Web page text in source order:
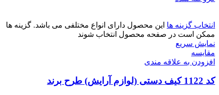
انتخاب گزینه ها این محصول دارای انواع مختلفی می باشد. گزینه ها
ممکن است در صفحه محصول انتخاب شوند
نمایش سریع
مقايسه
افزودن به علاقه مندی
کد 1122 کیف دستی (لوازم آرایش) طرح برند